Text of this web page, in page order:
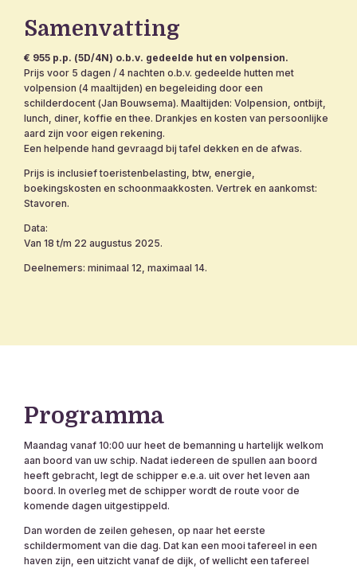
Samenvatting
€ 955 p.p. (5D/4N) o.b.v. gedeelde hut en volpension.
Prijs voor 5 dagen / 4 nachten o.b.v. gedeelde hutten met
volpension (4 maaltijden) en begeleiding door een
schilderdocent (Jan Bouwsema). Maaltijden: Volpension, ontbijt,
lunch, diner, koffie en thee. Drankjes en kosten van persoonlijke
aard zijn voor eigen rekening.
Een helpende hand gevraagd bij tafel dekken en de afwas.
Prijs is inclusief toeristenbelasting, btw, energie,
boekingskosten en schoonmaakkosten. Vertrek en aankomst:
Stavoren.
Data:
Van 18 t/m 22 augustus 2025.
Deelnemers: minimaal 12, maximaal 14.
Programma
Maandag vanaf 10:00 uur heet de bemanning u hartelijk welkom
aan boord van uw schip. Nadat iedereen de spullen aan boord
heeft gebracht, legt de schipper e.e.a. uit over het leven aan
boord. In overleg met de schipper wordt de route voor de
komende dagen uitgestippeld.
Dan worden de zeilen gehesen, op naar het eerste
schildermoment van die dag. Dat kan een mooi tafereel in een
haven zijn, een uitzicht vanaf de dijk, of wellicht een tafereel